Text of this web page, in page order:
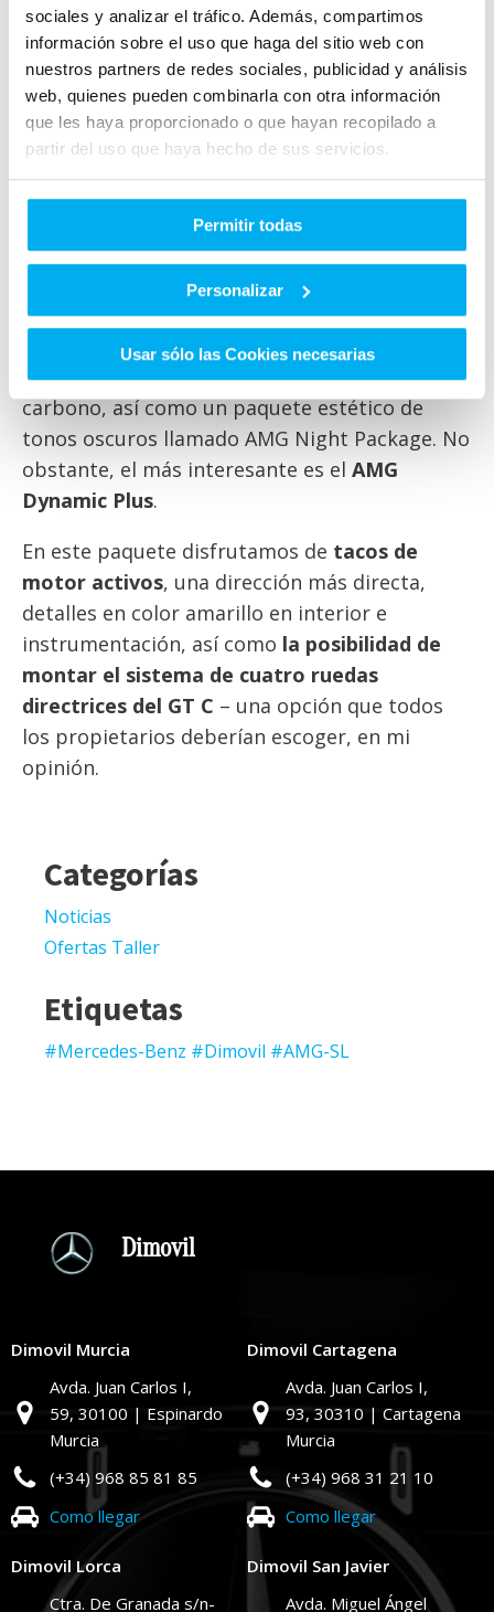
sociales y analizar el tráfico. Además, compartimos
información sobre el uso que haga del sitio web con
nuestros partners de redes sociales, publicidad y análisis
web, quienes pueden combinarla con otra información
que les haya proporcionado o que hayan recopilado a
partir del uso que haya hecho de sus servicios.
Permitir todas
Personalizar
Usar sólo las Cookies necesarias
de mariposa para un sonido variable.
Lo mismo ocurre con el tren de frenado,
compuesto de serie por discos delanteros de
390 mm de diámetro y pinzas de seis pistones.
Opcionalmente puede montar unequipo de
delanteros de 402 mm de diámetro
selector de modos AMG Dynamic Select cuenta
con un modo adicional Race con respecto a los
cuatro modos del Mercedes-AMG GT Roadster
de acceso. AMG nos dejará equipar en este GT
S Roadster un paquete exterior en fibra de
carbono, así como un paquete estético de
tonos oscuros llamado AMG Night Package. No
obstante, el más interesante es el AMG
Dynamic Plus.
En este paquete disfrutamos de tacos de
motor activos, una dirección más directa,
detalles en color amarillo en interior e
instrumentación, así como la posibilidad de
montar el sistema de cuatro ruedas
directrices del GT C – una opción que todos
los propietarios deberían escoger, en mi
opinión.
Categorías
Noticias
Ofertas Taller
Etiquetas
#Mercedes-Benz #Dimovil #AMG-SL
Dimovil
Dimovil Murcia
Avda. Juan Carlos I,
59, 30100 | Espinardo
Murcia
(+34) 968 85 81 85
Como llegar
Dimovil Cartagena
Avda. Juan Carlos I,
93, 30310 | Cartagena
Murcia
(+34) 968 31 21 10
Como llegar
Dimovil Lorca
Ctra. De Granada s/n-
Dimovil San Javier
Avda. Miguel Ángel